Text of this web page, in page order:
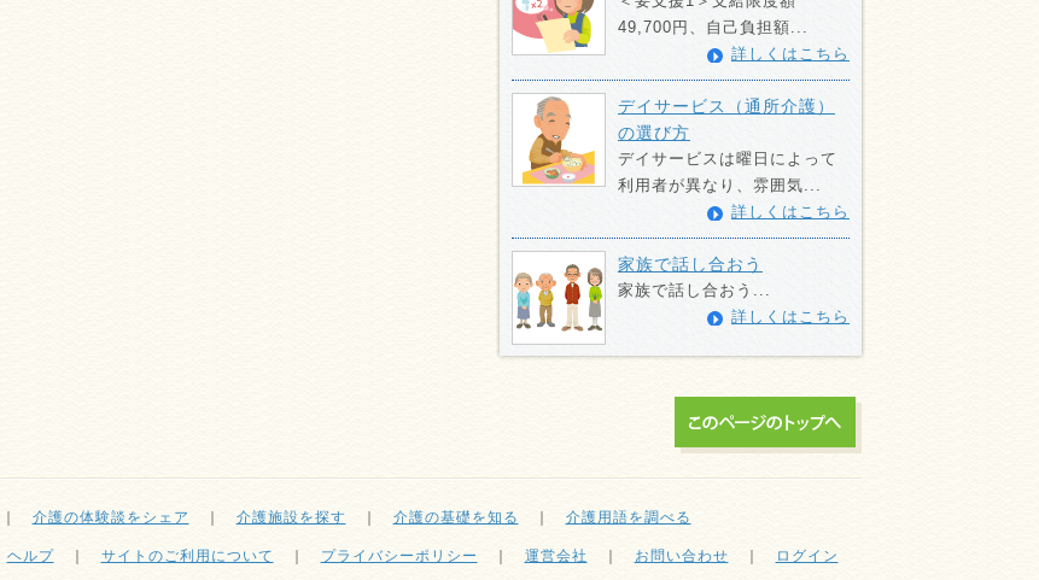
49,700円、自己負担額...
詳しくはこちら
デイサービス（通所介護）
の選び方
デイサービスは曜日によって
利用者が異なり、雰囲気...
詳しくはこちら
家族で話し合おう
家族で話し合おう...
詳しくはこちら
介護の体験談をシェア 介護施設を探す 介護の基礎を知る 介護用語を調べる
ヘルプ｜ サイトのご利用について プライバシーポリシー 運営会社 お問い合わせ ログイン